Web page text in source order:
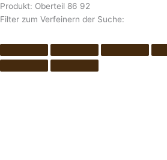
Produkt: Oberteil 86 92
Filter zum Verfeinern der Suche: